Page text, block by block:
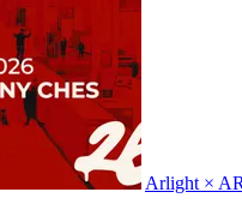
Arlight ×